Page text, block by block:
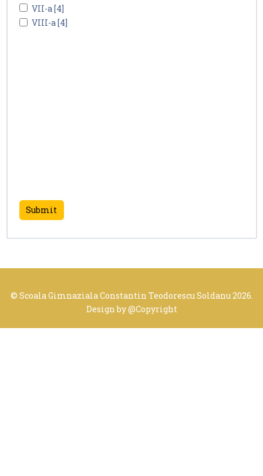
VII-a [4]
VIII-a [4]
© Scoala Gimnaziala Constantin Teodorescu Soldanu 2026.
Design by@Copyright